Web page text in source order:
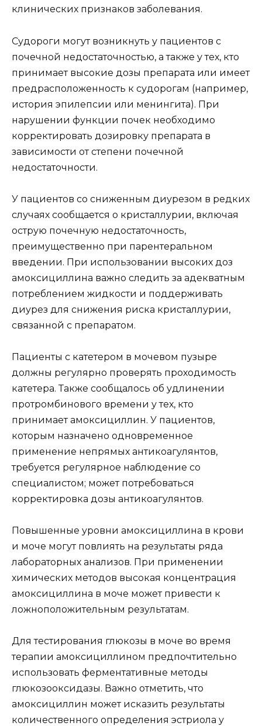
клинических признаков заболевания.
Судороги могут возникнуть у пациентов с
почечной недостаточностью, а также у тех, кто
принимает высокие дозы препарата или имеет
предрасположенность к судорогам (например,
история эпилепсии или менингита). При
нарушении функции почек необходимо
корректировать дозировку препарата в
зависимости от степени почечной
недостаточности.
У пациентов со сниженным диурезом в редких
случаях сообщается о кристаллурии, включая
острую почечную недостаточность,
преимущественно при парентеральном
введении. При использовании высоких доз
амоксициллина важно следить за адекватным
потреблением жидкости и поддерживать
диурез для снижения риска кристаллурии,
связанной с препаратом.
Пациенты с катетером в мочевом пузыре
должны регулярно проверять проходимость
катетера. Также сообщалось об удлинении
протромбинового времени у тех, кто
принимает амоксициллин. У пациентов,
которым назначено одновременное
применение непрямых антикоагулянтов,
требуется регулярное наблюдение со
специалистом; может потребоваться
корректировка дозы антикоагулянтов.
Повышенные уровни амоксициллина в крови
и моче могут повлиять на результаты ряда
лабораторных анализов. При применении
химических методов высокая концентрация
амоксициллина в моче может привести к
ложноположительным результатам.
Для тестирования глюкозы в моче во время
терапии амоксициллином предпочтительно
использовать ферментативные методы
глюкозооксидазы. Важно отметить, что
амоксициллин может исказить результаты
количественного определения эстриола у